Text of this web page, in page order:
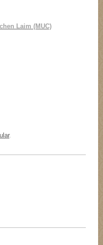
Laim (MUC)
.